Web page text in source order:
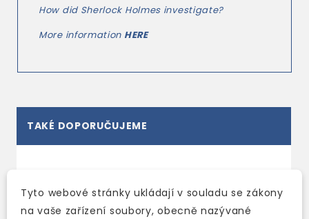
How did Sherlock Holmes investigate?
More information HERE
TAKÉ DOPORUČUJEME
Tyto webové stránky ukládají v souladu se zákony
na vaše zařízení soubory, obecně nazývané